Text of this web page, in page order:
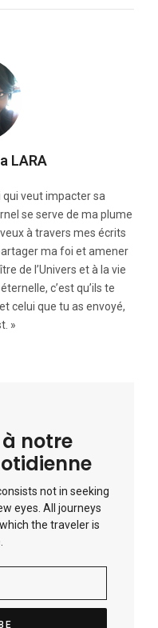
LARA
qui veut impacter sa
se serve de ma plume
à travers mes écrits
ma foi et amener
de l’Univers et à la vie
c’est qu’ils te
celui que tu as envoyé,
»
notre
not in seeking
eyes. All journeys
the traveler is